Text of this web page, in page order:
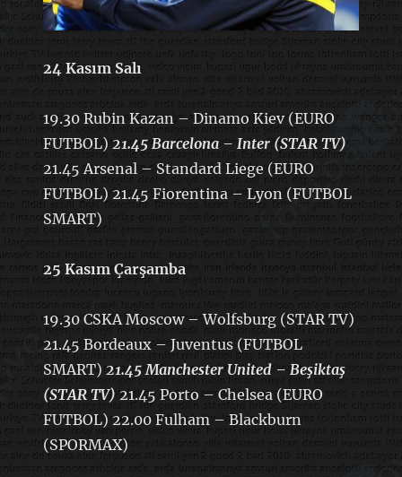
24 Kasım Salı
19.30 Rubin Kazan – Dinamo Kiev (EURO
FUTBOL) 21.45 Barcelona – Inter (STAR TV)
21.45 Arsenal – Standard Liege (EURO
FUTBOL) 21.45 Fiorentina – Lyon (FUTBOL
SMART)
25 Kasım Çarşamba
19.30 CSKA Moscow – Wolfsburg (STAR TV)
21.45 Bordeaux – Juventus (FUTBOL
SMART) 21.45 Manchester United – Beşiktaş
(STAR TV) 21.45 Porto – Chelsea (EURO
FUTBOL) 22.00 Fulham – Blackburn
(SPORMAX)